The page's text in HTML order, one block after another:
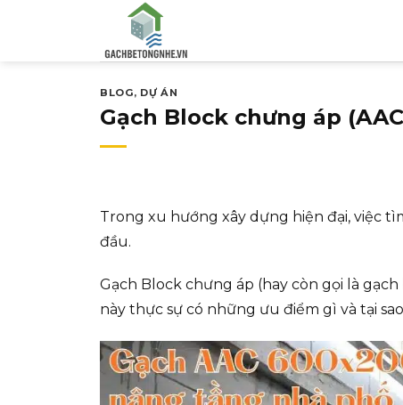
BLOG, DỰ ÁN
Gạch Block chưng áp
Trong xu hướng xây dựng hiện đại, việc
đầu.
Gạch Block chưng áp (hay còn gọi là
này thực sự có những ưu điểm gì và tại